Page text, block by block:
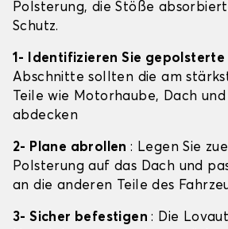
Polsterung, die Stöße
Schutz.
1- Identifizieren Sie
Abschnitte sollten die am
Teile wie Motorhaube, Dach
abdecken
2- Plane abrollen: Legen Sie
Polsterung auf das Dach und
an die anderen Teile des
3- Sicher befestigen: Die